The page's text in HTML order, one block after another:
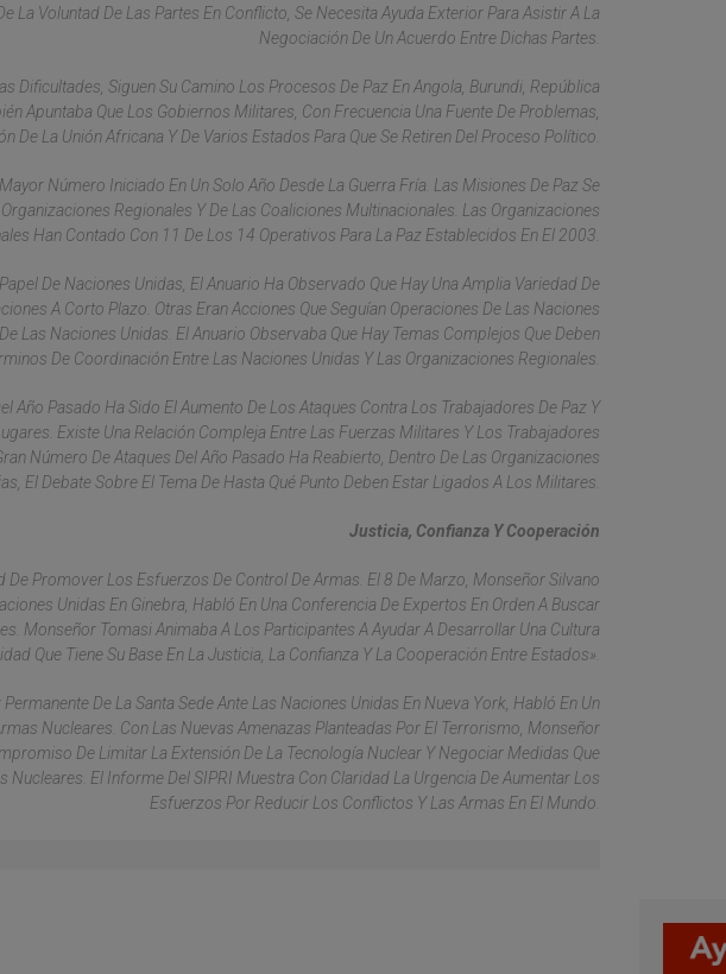
La Voluntad De Las Partes En Conflicto, Se Necesita Ayuda Exterior Para Asistir A La
Negociación De Un Acuerdo Entre Dichas Partes.
Dificultades, Siguen Su Camino Los Procesos De Paz En Angola, Burundi, República
Apuntaba Que Los Gobiernos Militares, Con Frecuencia Una Fuente De Problemas,
De La Unión Africana Y De Varios Estados Para Que Se Retiren Del Proceso Político.
Número Iniciado En Un Solo Año Desde La Guerra Fría. Las Misiones De Paz Se
Regionales Y De Las Coaliciones Multinacionales. Las Organizaciones
Han Contado Con 11 De Los 14 Operativos Para La Paz Establecidos En El 2003.
De Naciones Unidas, El Anuario Ha Observado Que Hay Una Amplia Variedad De
A Corto Plazo. Otras Eran Acciones Que Seguían Operaciones De Las Naciones
Las Naciones Unidas. El Anuario Observaba Que Hay Temas Complejos Que Deben
De Coordinación Entre Las Naciones Unidas Y Las Organizaciones Regionales.
Año Pasado Ha Sido El Aumento De Los Ataques Contra Los Trabajadores De Paz Y
Existe Una Relación Compleja Entre Las Fuerzas Militares Y Los Trabajadores
Número De Ataques Del Año Pasado Ha Reabierto, Dentro De Las Organizaciones
El Debate Sobre El Tema De Hasta Qué Punto Deben Estar Ligados A Los Militares.
Justicia, Confianza Y Cooperación
De Promover Los Esfuerzos De Control De Armas. El 8 De Marzo, Monseñor Silvano
Unidas En Ginebra, Habló En Una Conferencia De Expertos En Orden A Buscar
Monseñor Tomasi Animaba A Los Participantes A Ayudar A Desarrollar Una Cultura
Que Tiene Su Base En La Justicia, La Confianza Y La Cooperación Entre Estados».
De La Santa Sede Ante Las Naciones Unidas En Nueva York, Habló En Un
Nucleares. Con Las Nuevas Amenazas Planteadas Por El Terrorismo, Monseñor
De Limitar La Extensión De La Tecnología Nuclear Y Negociar Medidas Que
Nucleares. El Informe Del SIPRI Muestra Con Claridad La Urgencia De Aumentar Los
Esfuerzos Por Reducir Los Conflictos Y Las Armas En El Mundo.